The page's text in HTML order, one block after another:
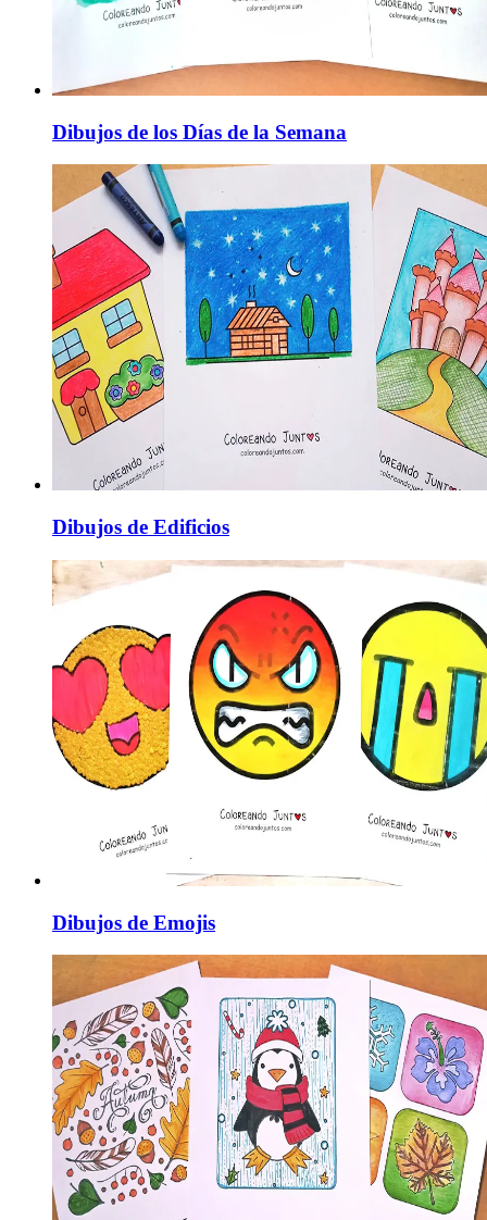
Dibujos de los Días de la Semana
Dibujos de Edificios
Dibujos de Emojis